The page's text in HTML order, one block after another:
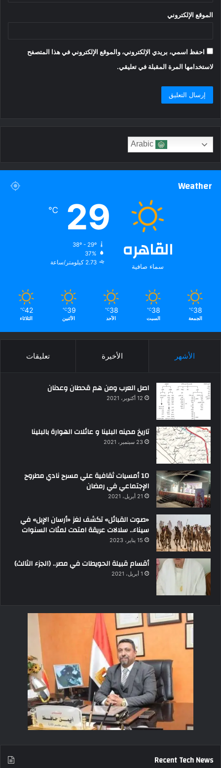
الموقع الإلكتروني
احفظ اسمي، بريدي الإلكتروني، والموقع الإلكتروني في هذا المتصفح
لاستخدامها المرة المقبلة في تعليقي.
Weather
القاهره
سماء صافية
29
℃
38º - 29º
37%
2.73 كيلومتر/ساعة
38
℃
الجمعة
38
℃
السبت
38
℃
الأحد
39
℃
الأثنين
42
℃
الثلاثاء
الأشهر الأخيرة تعليقات
اصل العرب ومن هم قحطان وعدنان
12 أكتوبر، 2021
تاريخ مدينه البلينا و عائلات الهوارة بالبلينا
23 سبتمبر، 2021
10 أمسيات ثقافية علي مسرح نادي مطروح
الإجتماعي في رمضان
21 أبريل، 2021
«صوت القبائل» تكشف لغز «أرسان الإبل» في
سيناء.. سلالات عريقة امتدت لمئات السنوات
15 يناير، 2023
أقسام قبيلة الحويطات في مصر.. (الجزء الثالث)
1 أبريل، 2021
Recent Tech News